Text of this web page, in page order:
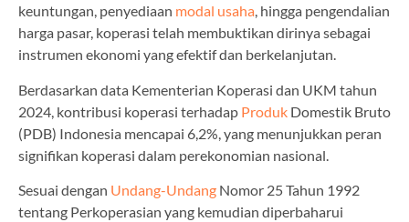
keuntungan, penyediaan modal usaha, hingga pengendalian
harga pasar, koperasi telah membuktikan dirinya sebagai
instrumen ekonomi yang efektif dan berkelanjutan.
Berdasarkan data Kementerian Koperasi dan UKM tahun
2024, kontribusi koperasi terhadap Produk Domestik Bruto
(PDB) Indonesia mencapai 6,2%, yang menunjukkan peran
signifikan koperasi dalam perekonomian nasional.
Sesuai dengan Undang-Undang Nomor 25 Tahun 1992
tentang Perkoperasian yang kemudian diperbaharui